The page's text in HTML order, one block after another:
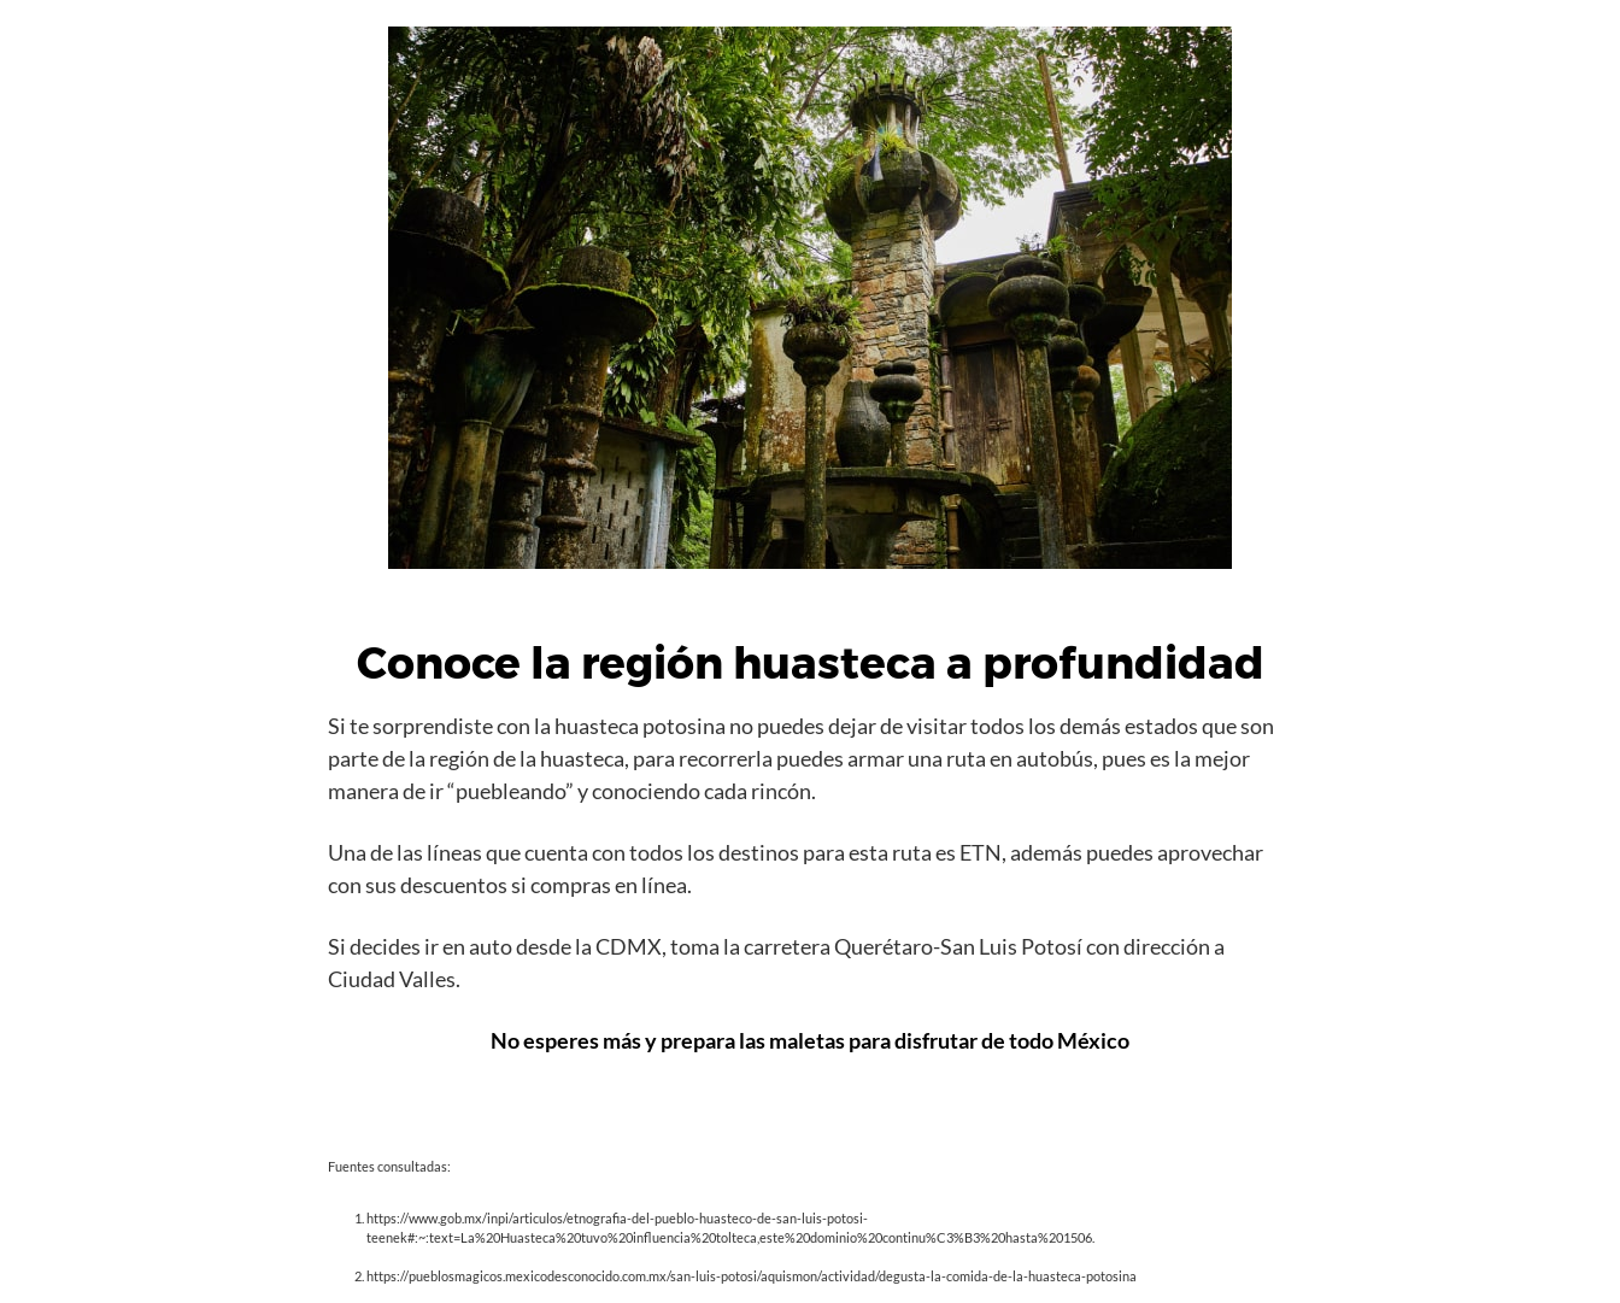
Conoce la región huasteca a profundidad
Si te sorprendiste con la huasteca potosina no puedes dejar de visitar todos los demás estados que son
parte de la región de la huasteca, para recorrerla puedes armar una ruta en autobús, pues es la mejor
manera de ir “puebleando” y conociendo cada rincón.
Una de las líneas que cuenta con todos los destinos para esta ruta es ETN, además puedes aprovechar
con sus descuentos si compras en línea.
Si decides ir en auto desde la CDMX, toma la carretera Querétaro-San Luis Potosí con dirección a
Ciudad Valles.
No esperes más y prepara las maletas para disfrutar de todo México
Fuentes consultadas:
https://www.gob.mx/inpi/articulos/etnografia-del-pueblo-huasteco-de-san-luis-potosi-
teenek#:~:text=La%20Huasteca%20tuvo%20influencia%20tolteca,este%20dominio%20continu%C3%B3%20hasta%201506.
https://pueblosmagicos.mexicodesconocido.com.mx/san-luis-potosi/aquismon/actividad/degusta-la-comida-de-la-huasteca-potosina